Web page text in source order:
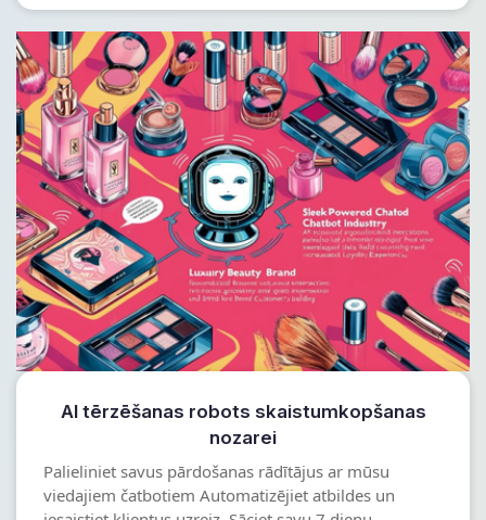
AI tērzēšanas robots skaistumkopšanas
nozarei
Palieliniet savus pārdošanas rādītājus ar mūsu
viedajiem čatbotiem Automatizējiet atbildes un